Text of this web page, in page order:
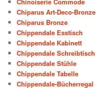
Chiparus Art-Deco-Bronze
Chiparus Bronze
Chippendale Esstisch
Chippendale Kabinett
Chippendale Schreibtisch
Chippendale Stühle
Chippendale Tabelle
Chippendale-Bücherregal